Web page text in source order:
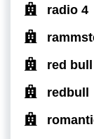
radio 4
red
redbull